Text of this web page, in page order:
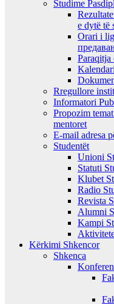
Studime
e dytë të
Orari i
Paraqitja
Rregullore
Informatori
Propozim
mentoret
E-mail adresa
Studentët
Unioni
Statuti
Klubet
Radio
Revista
Alumni
Kampi
Kërkimi Shkencor
Shkenca